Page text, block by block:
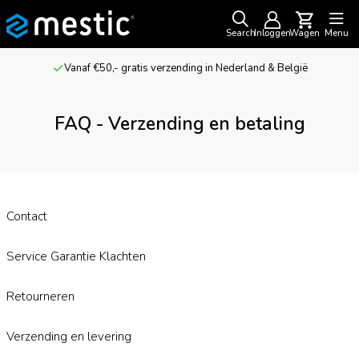
SearchInloggenWagen Menu
Vanaf €50,- gratis verzending in Nederland & België
FAQ - Verzending en betaling
Contact
Service Garantie Klachten
Retourneren
Verzending en levering